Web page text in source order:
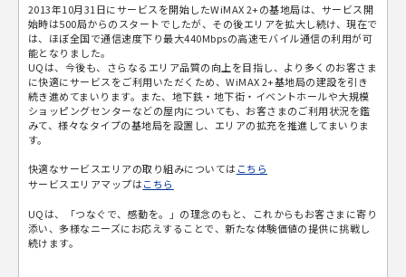
2013年10月31日にサービスを開始したWiMAX 2+の基地局は、サービス開
始時は500局からのスタートでしたが、その後エリアを拡大し続け、現在で
は、ほぼ全国で通信速度下り最大440Mbpsの高速モバイル通信の利用が可
能となりました。
UQは、今後も、さらなるエリア品質の向上を目指し、より多くのお客さま
に快適にサービスをご利用いただくため、WiMAX 2+基地局の建設を引き
続き進めてまいります。また、地下鉄・地下街・イベントホールや大規模
ショッピングセンターなどの屋内についても、お客さまのご利用状況を鑑
みて、様々なタイプの基地局を設置し、エリアの拡充を推進してまいりま
す。
快適なサービスエリアの取り組みについては こちら
サービスエリアマップはこちら
UQは、「つなぐで、感動を。」の理念のもと、これからもお客さまに寄り
添い、多様なニーズにお応えすることで、新たな体験価値の提供に挑戦し
続けます。